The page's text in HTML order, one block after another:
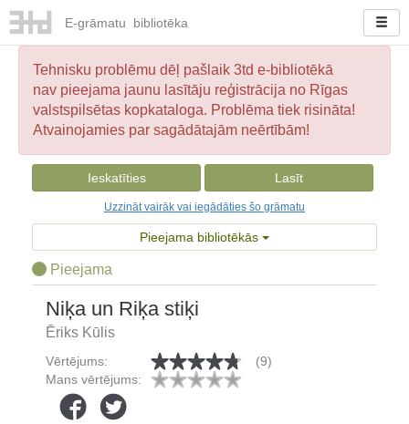
E-grāmatu bibliotēka
Tehnisku problēmu dēļ pašlaik 3td e-bibliotēkā
nav pieejama jaunu lasītāju reģistrācija no Rīgas
valstspilsētas kopkataloga. Problēma tiek risināta!
Atvainojamies par sagādātajām neērtībām!
Ieskatīties Lasīt
Uzzināt vairāk vai iegādāties šo grāmatu
Pieejama bibliotēkās
Pieejama
Niķa un Riķa stiķi
Ēriks Kūlis
Vērtējums:
(9)
Mans vērtējums: